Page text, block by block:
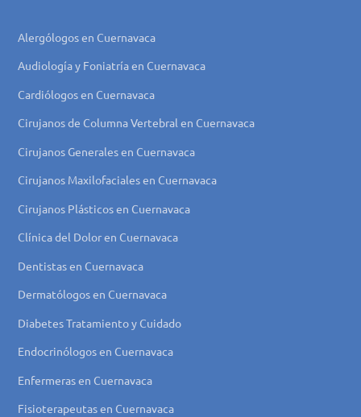
Alergólogos en Cuernavaca
Audiología y Foniatría en Cuernavaca
Cardiólogos en Cuernavaca
Cirujanos de Columna Vertebral en Cuernavaca
Cirujanos Generales en Cuernavaca
Cirujanos Maxilofaciales en Cuernavaca
Cirujanos Plásticos en Cuernavaca
Clínica del Dolor en Cuernavaca
Dentistas en Cuernavaca
Dermatólogos en Cuernavaca
Diabetes Tratamiento y Cuidado
Endocrinólogos en Cuernavaca
Enfermeras en Cuernavaca
Fisioterapeutas en Cuernavaca